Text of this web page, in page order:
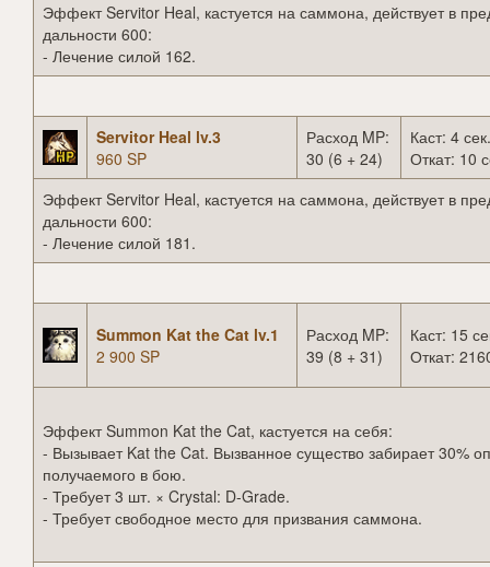
Эффект Servitor Heal, кастуется на саммона, действует в
дальности 600:
- Лечение силой 162.
Servitor Heal lv.3
960 SP
Расход MP:
30 (6 + 24)
Каст: 4 сек.
Откат: 10
Эффект Servitor Heal, кастуется на саммона, действует в
дальности 600:
- Лечение силой 181.
Summon Kat the Cat lv.1
2 900 SP
Расход MP:
39 (8 + 31)
Каст: 15
Откат:
Эффект Summon Kat the Cat, кастуется на себя:
- Вызывает Kat the Cat. Вызванное существо забирает 30%
получаемого в бою.
- Требует 3 шт. × Crystal: D-Grade.
- Требует свободное место для призвания саммона.